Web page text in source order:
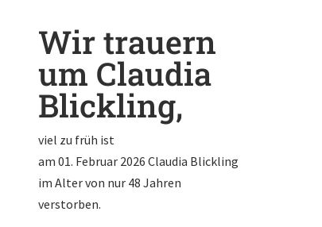
Wir trauern
um Claudia
Blickling,
viel zu früh ist
am 01. Februar 2026 Claudia Blickling
im Alter von nur 48 Jahren
verstorben.